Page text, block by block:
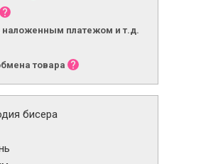
наложенным платежом и т.д.
товара
бисера